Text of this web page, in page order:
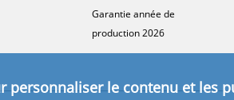
Garantie année de
production 2026
personnaliser le contenu et les